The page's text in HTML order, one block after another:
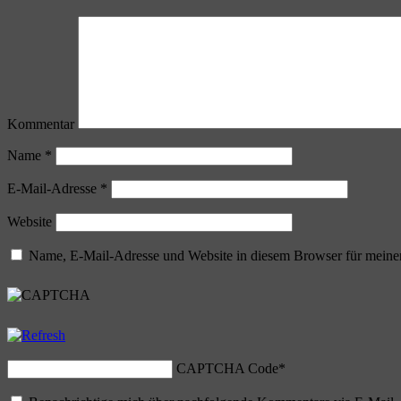
Kommentar
Name *
E-Mail-Adresse *
Website
Name, E-Mail-Adresse und Website in diesem Browser für
CAPTCHA Code*